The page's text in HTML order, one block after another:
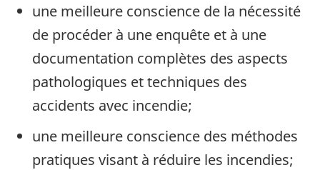
une meilleure conscience de la nécessité
de procéder à une enquête et à une
documentation complètes des aspects
pathologiques et techniques des
accidents avec incendie;
une meilleure conscience des méthodes
pratiques visant à réduire les incendies;